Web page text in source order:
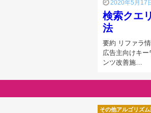
2020年5月17
検索クエ
法
要約 リファラ
広告主向けキ
ンツ改善施…
その他アルゴリズ